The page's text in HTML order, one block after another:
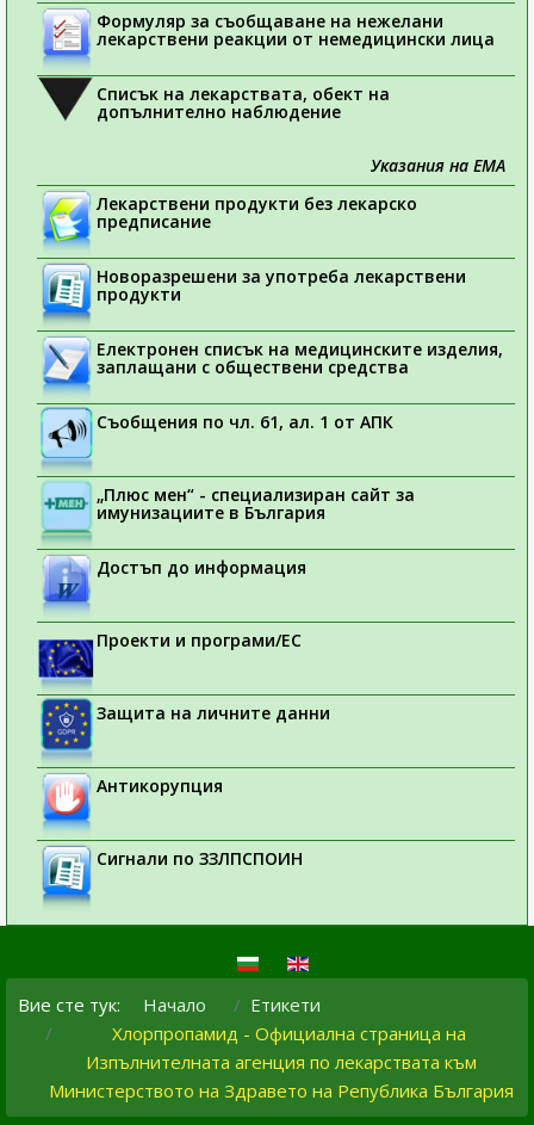
Формуляр за съобщаване на нежелани
лекарствени реакции от немедицински лица
Списък на лекарствата, обект на
допълнително наблюдение
Указания на ЕМА
Лекарствени продукти без лекарско
предписание
Новоразрешени за употреба лекарствени
продукти
Електронен списък на медицинските изделия,
заплащани с обществени средства
Съобщения по чл. 61, ал. 1 от АПК
„Плюс мен“ - специализиран сайт за
имунизациите в България
Достъп до информация
Проекти и програми/ЕС
Защита на личните данни
Антикорупция
Сигнали по ЗЗЛПСПОИН
Вие сте тук: Начало
Етикети
Хлорпропамид - Официална страница на
Изпълнителната агенция по лекарствата към
Министерството на Здравето на Република България